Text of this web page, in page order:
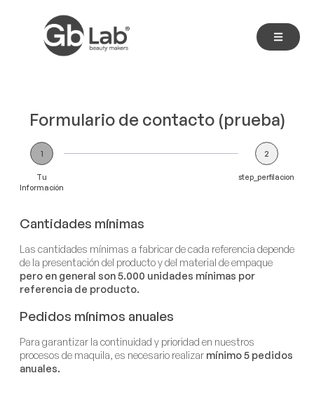
Formulario de contacto (prueba)
1
Tu
Información
2
step_perfilacion
Cantidades mínimas
Las cantidades mínimas a fabricar de cada referencia depende
de la presentación del producto y del material de empaque
pero en general son 5.000 unidades mínimas por
referencia de producto.
Pedidos mínimos anuales
Para garantizar la continuidad y prioridad en nuestros
procesos de maquila, es necesario realizar mínimo 5 pedidos
anuales.